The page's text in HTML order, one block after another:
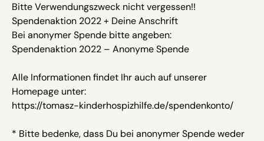
Bitte Verwendungszweck nicht vergessen!!
Spendenaktion 2022 + Deine Anschrift
Bei anonymer Spende bitte angeben:
Spendenaktion 2022 – Anonyme Spende
Alle Informationen findet Ihr auch auf unserer
Homepage unter:
https://tomasz-kinderhospizhilfe.de/spendenkonto/
* Bitte bedenke, dass Du bei anonymer Spende weder